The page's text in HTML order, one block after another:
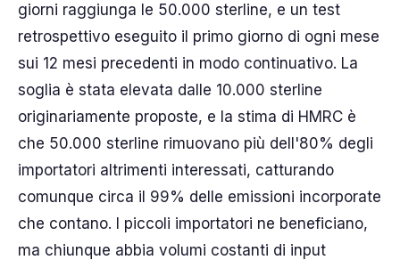
giorni raggiunga le 50.000 sterline, e un test
retrospettivo eseguito il primo giorno di ogni mese
sui 12 mesi precedenti in modo continuativo. La
soglia è stata elevata dalle 10.000 sterline
originariamente proposte, e la stima di HMRC è
che 50.000 sterline rimuovano più dell'80% degli
importatori altrimenti interessati, catturando
comunque circa il 99% delle emissioni incorporate
che contano. I piccoli importatori ne beneficiano,
ma chiunque abbia volumi costanti di input